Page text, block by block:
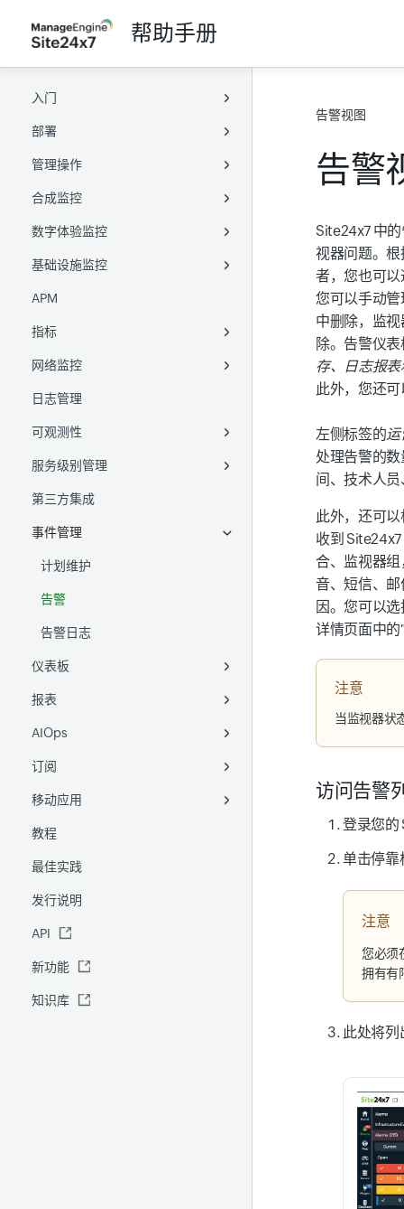
帮助手册
入门
概述
术语表
浏览 Site24x7
无障碍访问
用户管理
用户引导
用户与告警管理
基于角色的访问控制
部署
Full-Stack Agent
Windows Full-Stack Agent
Linux Full-Stack Agent
服务器监控 Agent
Windows
Active Directory
Azure VM Extension
Google Cloud
自定义服务器脚本
带托盘图标的 AD
System Center 配置管理器
Central
Linux
SaltStack
Ansible
SSH
Azure VM Extension
Google Cloud
Digital Ocean
Amazon Machine Image
AWS Elastic Beanstalk
ManageEngine Endpoint
Docker agent
APM agent
Java agent
.Net agent
PHP agent
Node.js agent
Go agent
Ruby agent
Python agent
数据导出器
本地轮询器
添加本地轮询器
SNMP 和 WMI
Kubernetes
AWS
Role ARN
CloudFormation IAM
AWS Control Tower
AWS IAM Identity Center
委派管理员
Azure
自定义应用程序
通过管理组使用自定义应用程序
现有应用程序
GCP
项目监控
Google Cloud 组织监控
日志采集
本地文件
远程文件
Windows 事件日志
Amazon S3
AWS Lambda
Azure Functions
从 GCP 转发日志
从 Cisco 交换机采集日志
日志采集器
Fluentd
插件集成
即装即用插件
Linux 自定义插件
Windows 自定义插件
移动网络轮询器
OpenTelemetry
添加监视器
管理操作
配置
位置配置文件
通知配置文件
阈值与可用性
凭据配置文件
设置 OAuth 提供商
创建 JSON Web Token
配置规则
监视器组
健康检查
标签
容量规划
业务单元
MSP
合成监控
网站
全球监控站点
Web 事务（浏览器）
网页速度（浏览器）
API
数字体验监控
真实用户
网站
Web 事务（浏览器）
合成移动应用
Web 安全
移动 APM
基础设施监控
服务器
多云
阿里云
腾讯云
华为云
DigitalOcean
Akamai
AWS
Azure
GCP
OCI
容器
Kubernetes
DaemonSets
Helm chart
Sidecar 容器
GKE Autopilot
Openshift
VMware Tanzu
Docker
虚拟服务器
备份监控
数据库
插件集成
APM
指标
Data Lake
网络监控
网络性能
NetFlow
网络配置管理
SDN 和 SD-WAN
Cisco Meraki
Cisco ACI
VMware VeloCloud
Cisco IPSLA
WAN RTT
VoIP
无线局域网控制器 (WLC)
IPAM
日志管理
可观测性
统一映射
分布式追踪
应用依赖映射
拓扑图
二层网络图
Meraki 地图视图
OpenAI 可观测性
服务级别管理
SLA
SLO
添加 SLO
了解 SLO 概念
SLO 指标
SLI
第三方集成
事件管理
计划维护
告警
告警日志
仪表板
自定义仪表板
运营仪表板
报表
监视器报表
监视器组报表
立即轮询报表
中断报表
自定义报表
FQDN 报表
全球基准报表
安全报表
Site24x7 顾问
AIOps
异常检测
预测
事件关联
GenAI 功能
MCP Server
IT 自动化
订阅
许可证使用摘要
移动应用
Android
iOS
教程
最佳实践
发行说明
API
新功能
知识库
告警视图
告警
Site24x7 中
视器问题。
者，您也可
您可以手动
中删除，监
除。告警仪
存、日志报
此外，您还
左侧标签的运
处理告警的
间、技术人
此外，还可
收到
合、监视器
音、短信、
因。您可以选
详情页面中
注意
当监视器状
访问告警
登录您的
单击停靠
注意
您必须
拥有有
此处将